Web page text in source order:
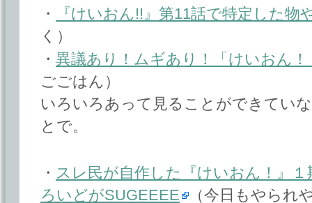
・
『けいおん!!』第11話で特定した物
く）
・ 異議あり！ムギあり！「けいおん！
ごごはん）
いろいろあって見ることができてい
とで。
・ スレ民が自作した『けいおん！』
ろいどがSUGEEEE
（今日もやられ